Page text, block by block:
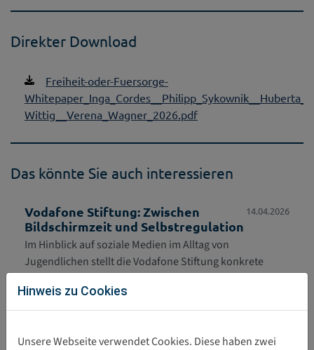
Direkter Download
Freiheit-oder-Fuersorge-
Wittig__Verena_Wagner_2026.pdf
Das könnte Sie auch interessieren
Vodafone Stiftung: Zwischen
Bildschirmzeit und Selbstregulation
14.04.2026
Im Hinblick auf soziale Medien im Alltag von
Jugendlichen stellt die Vodafone Stiftung konkrete
Handlungsempfehlungen vor.
Europäische Kommission: Das
verstehen
31.03.2026
Hinweis zu Cookies
Unsere Webseite verwendet Cookies. Diese haben zwei